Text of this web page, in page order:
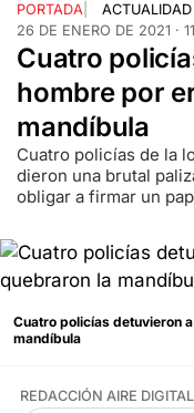
PORTADA
ACTUALIDAD
26 DE ENERO DE 2021 ·
Cuatro
hombre por
mandíbula
Cuatro policías de la
dieron una brutal
obligar a firmar un
Cuatro policías detuvieron
mandíbula
REDACCIÓN AIRE DIGITAL